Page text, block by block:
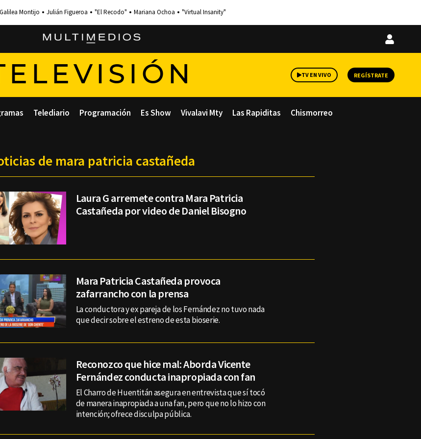
Galilea Montijo Julián Figueroa "El Recodo" Mariana Ochoa "Virtual Insanity"
Iniciar
TV EN VIVO REGÍSTRATE
Telediario Programación Es Show Vivalavi Mty Las Rapiditas Chismorreo
de mara patricia castañeda
Laura G arremete contra Mara Patricia
Castañeda por video de Daniel Bisogno
Mara Patricia Castañeda provoca
zafarrancho con la prensa
La conductora y ex pareja de los Fernández no tuvo nada
que decir sobre el estreno de esta bioserie.
Reconozco que hice mal: Aborda Vicente
Fernández conducta inapropiada con fan
El Charro de Huentitán asegura en entrevista que sí tocó
de manera inapropiada a una fan, pero que no lo hizo con
intención; ofrece disculpa pública.